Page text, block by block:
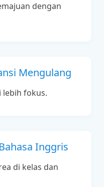
dengan
Mengulang
lebih fokus.
Inggris
di kelas dan